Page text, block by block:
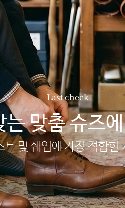
Last check
는 맞춤 슈즈
트 및 쉐입에 가장 적합한